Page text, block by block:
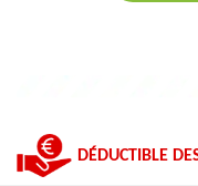
DÉDUCTIBLE